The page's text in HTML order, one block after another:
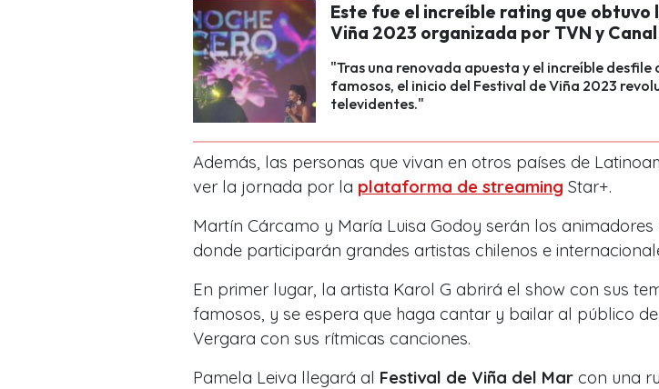
Este fue el increíble rating que obtuvo
Viña 2023 organizada por TVN y Canal
"Tras una renovada apuesta y el increíble desfile
famosos, el inicio del Festival de Viña 2023
televidentes."
Además, las personas que vivan en otros países de
ver la jornada por la plataforma de streaming Star+.
Martín Cárcamo y María Luisa Godoy serán los animadores
donde participarán grandes artistas chilenos e
En primer lugar, la artista Karol G abrirá el show con sus
famosos, y se espera que haga cantar y bailar al público
Vergara con sus rítmicas canciones.
Pamela Leiva llegará al Festival de Viña del Mar con una